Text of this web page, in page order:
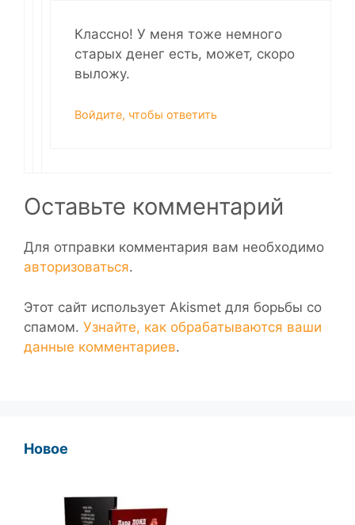
Классно! У меня тоже немного
старых денег есть, может, скоро
выложу.
Войдите, чтобы ответить
Оставьте комментарий
Для отправки комментария вам необходимо
авторизоваться.
Этот сайт использует Akismet для борьбы со
спамом. Узнайте, как обрабатываются ваши
данные комментариев.
Новое